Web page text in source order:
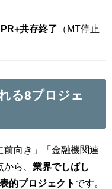
共存終了 （MT停止
る8プロジェ
前向き」「金融機関連
ら、 業界でしばし
的プロジェクト です。